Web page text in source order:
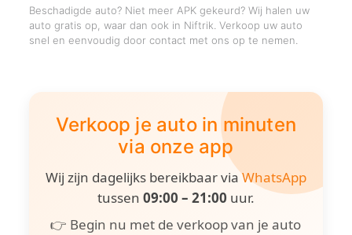
Beschadigde auto? Niet meer APK gekeurd? Wij halen uw
auto gratis op, waar dan ook in Niftrik. Verkoop uw auto
snel en eenvoudig door contact met ons op te nemen.
Verkoop je auto in minuten
via onze app
Wij zijn dagelijks bereikbaar viaWhatsApp
tussen 09:00 – 21:00 uur.
👉 Begin nu met de verkoop van je auto